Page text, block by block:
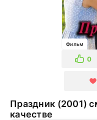
Фильм
0
Праздник (2001) смотреть в хорошем
качестве